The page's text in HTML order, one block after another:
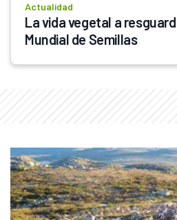
Actualidad
La vida vegetal a
Mundial de Semillas